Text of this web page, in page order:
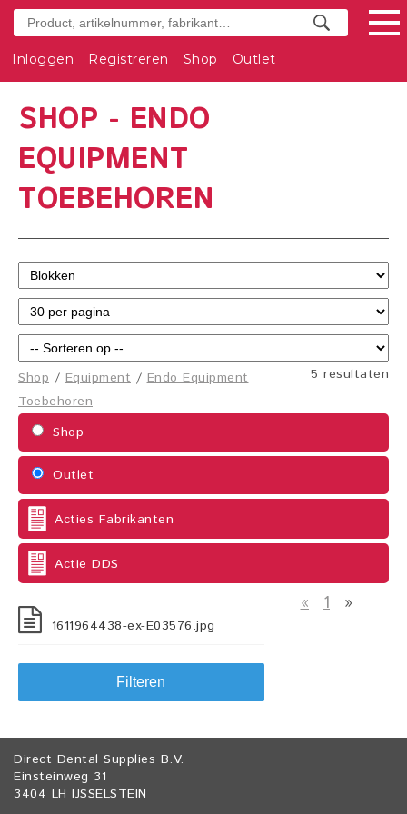
Inloggen Registreren Shop Outlet
SHOP - ENDO
EQUIPMENT
TOEBEHOREN
5 resultaten
Shop /Equipment /Endo Equipment
Toebehoren
Shop
Outlet
Acties Fabrikanten
Actie DDS
1611964438-ex-E03576.jpg
Filteren
« 1 »
Direct Dental Supplies B.V.
Einsteinweg 31
3404 LH IJSSELSTEIN